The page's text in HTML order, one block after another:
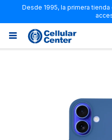
Desde 1995, la primera
